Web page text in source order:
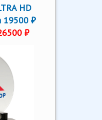
HD
19500 ₽
₽